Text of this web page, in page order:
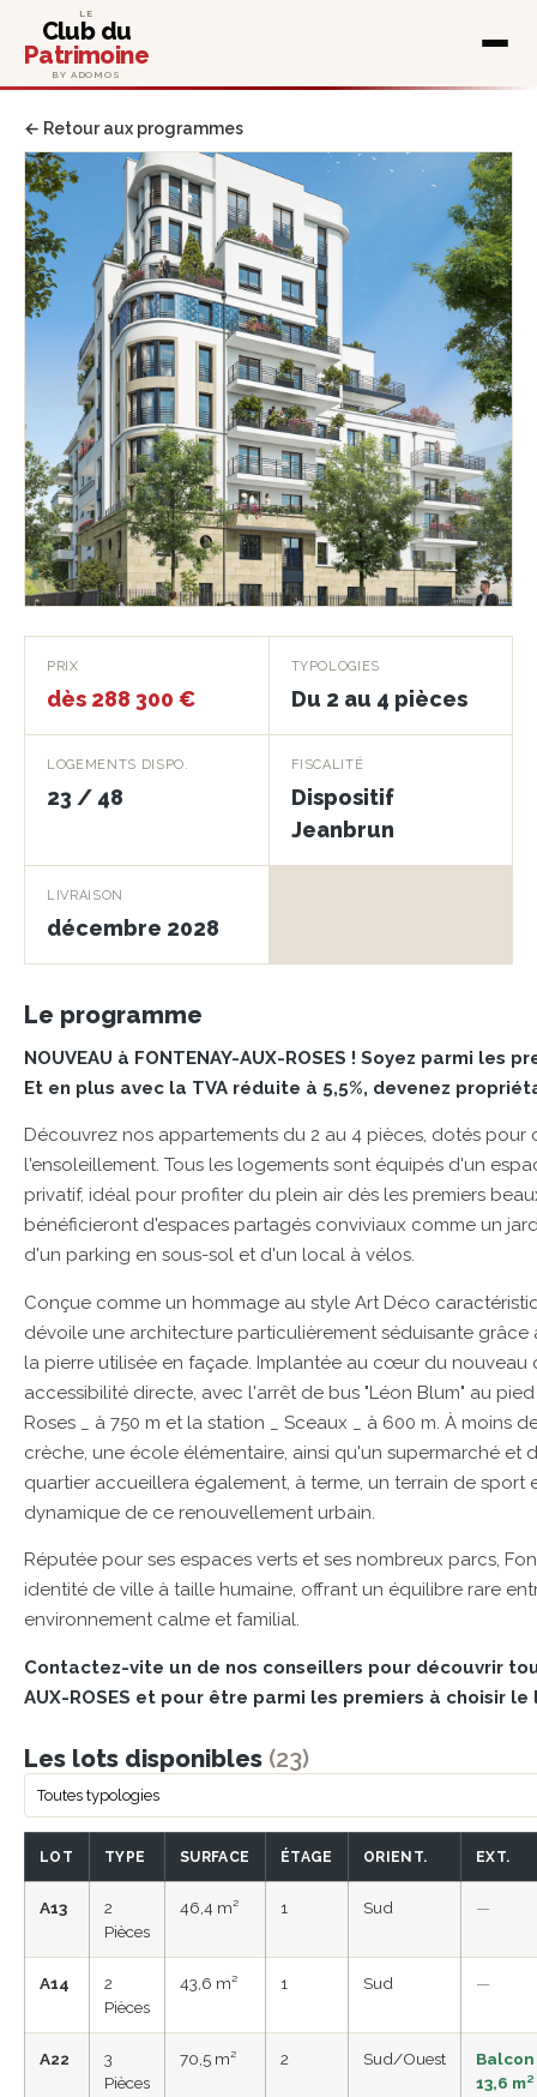
LE
Club du
Patrimoine
BY ADOMOS
← Retour aux programmes
Les Horizons du
Paradis
PRIX
dès 288 300 €
TYPOLOGIES
Du 2 au 4 pièces
LOGEMENTS DISPO.
23 / 48
FISCALITÉ
Dispositif
Jeanbrun
LIVRAISON
décembre 2028
Le programme
NOUVEAU à FONTENAY-AUX-ROSES ! Soyez parmi
Et en plus avec la TVA réduite à 5,5%, devenez
Découvrez nos appartements du 2 au 4 pièces, dotés
l'ensoleillement. Tous les logements sont équipés d'un
privatif, idéal pour profiter du plein air dès les premiers
bénéficieront d'espaces partagés conviviaux comme un
d'un parking en sous-sol et d'un local à vélos.
Conçue comme un hommage au style Art Déco
dévoile une architecture particulièrement séduisante
la pierre utilisée en façade. Implantée au cœur du nouveau
accessibilité directe, avec l'arrêt de bus "Léon Blum" au
Roses _ à 750 m et la station _ Sceaux _ à 600 m. À moins
crèche, une école élémentaire, ainsi qu'un supermarché et
quartier accueillera également, à terme, un terrain de
dynamique de ce renouvellement urbain.
Réputée pour ses espaces verts et ses nombreux parcs,
identité de ville à taille humaine, offrant un équilibre rare
environnement calme et familial.
Contactez-vite un de nos conseillers pour découvrir
AUX-ROSES et pour être parmi les premiers à choisir
Les lots disponibles (23)
LOT TYPE SURFACE ÉTAGE ORIENT. EXT.
A13
2
Pièces
46,4 m² 1 Sud —
A14
2
Pièces
43,6 m² 1 Sud —
A22
3
Pièces
70,5 m² 2 Sud/Ouest
Balcon
13,6 m²